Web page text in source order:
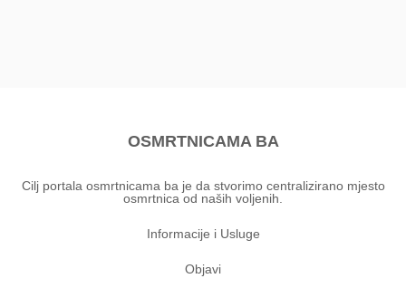
OSMRTNICAMA BA
Cilj portala osmrtnicama ba je da stvorimo centralizirano mjesto
osmrtnica od naših voljenih.
Informacije i Usluge
Objavi